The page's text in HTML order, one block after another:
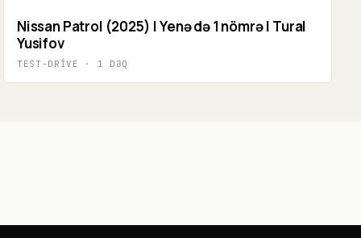
Nissan Patrol (2025) | Yenə də 1 nömrə | Tural
Yusifov
TEST-DRIVE · 1 DƏQ